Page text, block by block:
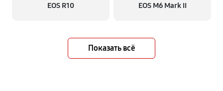
EOS R10 EOS M6 Mark II
Показать всё